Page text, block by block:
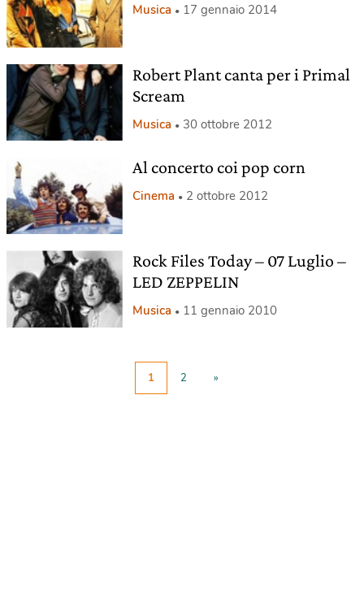
Musica 17 gennaio 2014
Robert Plant canta per i Primal
Scream
Musica 30 ottobre 2012
Al concerto coi pop corn
Cinema 2 ottobre 2012
Rock Files Today – 07 Luglio –
LED ZEPPELIN
Musica 11 gennaio 2010
1 2 »